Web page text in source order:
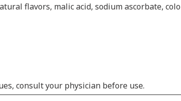
flavors, malic acid, sodium ascorbate,
consult your physician before use.